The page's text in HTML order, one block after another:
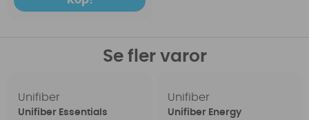
Se fler varor
Unifiber
Unifiber Essentials
Unifiber
Unifiber Energy